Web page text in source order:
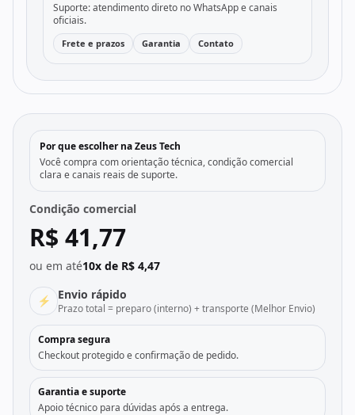
Suporte: atendimento direto no WhatsApp e canais
oficiais.
Frete e prazos Garantia Contato
Por que escolher na Zeus Tech
Você compra com orientação técnica, condição comercial
clara e canais reais de suporte.
Condição comercial
R$ 41,77
ou em até10x de R$ 4,47
⚡ Envio rápido
Prazo total = preparo (interno) + transporte (Melhor Envio)
Compra segura
Checkout protegido e confirmação de pedido.
Garantia e suporte
Apoio técnico para dúvidas após a entrega.